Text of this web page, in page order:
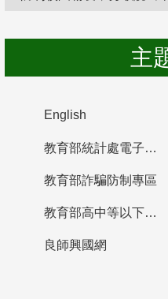
主
English
教育部統計處電子書櫃
教育部詐騙防制專區
教育部高中等以下學校及幼兒園教師資格檢定考試
良師興國網